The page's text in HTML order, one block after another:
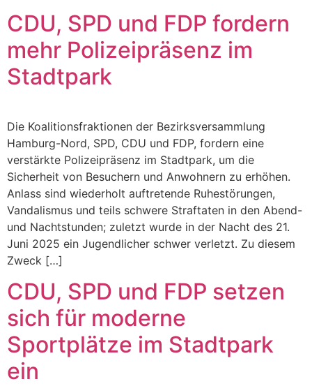
CDU, SPD und FDP fordern
mehr Polizeipräsenz im
Stadtpark
Die Koalitionsfraktionen der Bezirksversammlung
Hamburg-Nord, SPD, CDU und FDP, fordern eine
verstärkte Polizeipräsenz im Stadtpark, um die
Sicherheit von Besuchern und Anwohnern zu erhöhen.
Anlass sind wiederholt auftretende Ruhestörungen,
Vandalismus und teils schwere Straftaten in den Abend-
und Nachtstunden; zuletzt wurde in der Nacht des 21.
Juni 2025 ein Jugendlicher schwer verletzt. Zu diesem
Zweck […]
CDU, SPD und FDP setzen
sich für moderne
Sportplätze im Stadtpark
ein